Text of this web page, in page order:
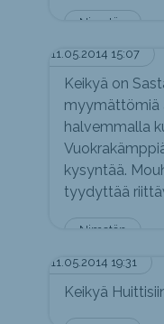
Nimetön
11.05.2014 15:07
Nimetön
Keikyä on
myymättömiä
halvemmalla
kysyntää.
tyydyttää
11.05.2014 19:31
Keikyä